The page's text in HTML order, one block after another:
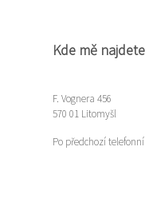
Kde mě najdete
F. Vognera 456
570 01 Litomyšl
Po předchozí